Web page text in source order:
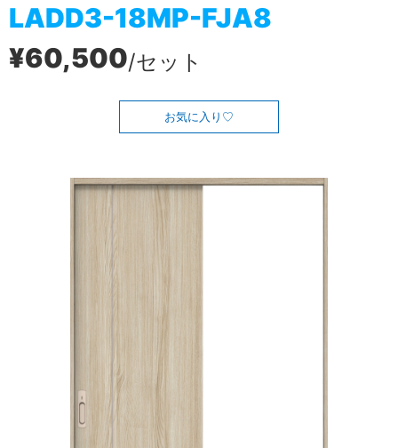
LADD3-18MP-FJA8
¥60,500/セット
お気に入り